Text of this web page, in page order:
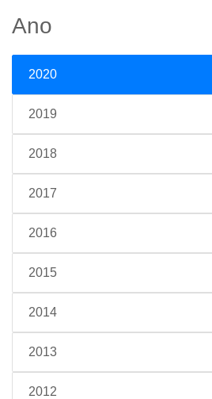
Ano
2020
2019
2018
2017
2016
2015
2014
2013
2012